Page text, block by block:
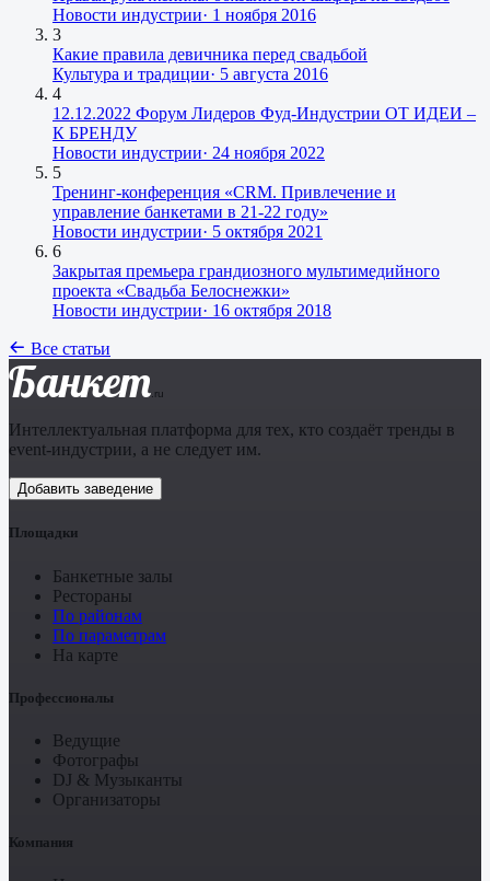
Новости индустрии· 1 ноября 2016
3
Какие правила девичника перед свадьбой
Культура и традиции· 5 августа 2016
4
12.12.2022 Форум Лидеров Фуд-Индустрии ОТ ИДЕИ –
К БРЕНДУ
Новости индустрии· 24 ноября 2022
5
Тренинг-конференция «CRM. Привлечение и
управление банкетами в 21-22 году»
Новости индустрии· 5 октября 2021
6
Закрытая премьера грандиозного мультимедийного
проекта «Свадьба Белоснежки»
Новости индустрии· 16 октября 2018
Все статьи
Банкет.ru
Интеллектуальная платформа для тех, кто создаёт тренды в
event-индустрии, а не следует им.
Добавить заведение
Площадки
Банкетные залы
Рестораны
По районам
По параметрам
На карте
Профессионалы
Ведущие
Фотографы
DJ & Музыканты
Организаторы
Компания